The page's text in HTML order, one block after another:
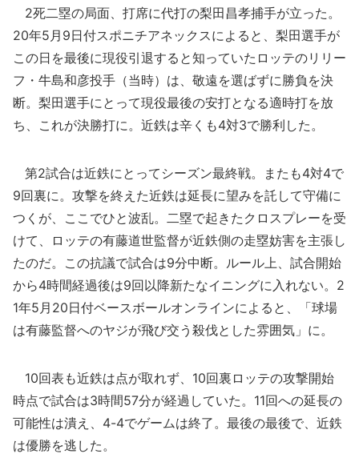
2死二塁の局面、打席に代打の梨田昌孝捕手が立った。
20年5月9日付スポニチアネックスによると、梨田選手が
この日を最後に現役引退すると知っていたロッテのリリー
フ・牛島和彦投手（当時）は、敬遠を選ばずに勝負を決
断。梨田選手にとって現役最後の安打となる適時打を放
ち、これが決勝打に。近鉄は辛くも4対3で勝利した。
第2試合は近鉄にとってシーズン最終戦。またも4対4で
9回裏に。攻撃を終えた近鉄は延長に望みを託して守備に
つくが、ここでひと波乱。二塁で起きたクロスプレーを受
けて、ロッテの有藤道世監督が近鉄側の走塁妨害を主張し
たのだ。この抗議で試合は9分中断。ルール上、試合開始
から4時間経過後は9回以降新たなイニングに入れない。2
1年5月20日付ベースボールオンラインによると、「球場
は有藤監督へのヤジが飛び交う殺伐とした雰囲気」に。
10回表も近鉄は点が取れず、10回裏ロッテの攻撃開始
時点で試合は3時間57分が経過していた。11回への延長の
可能性は潰え、4-4でゲームは終了。最後の最後で、近鉄
は優勝を逃した。